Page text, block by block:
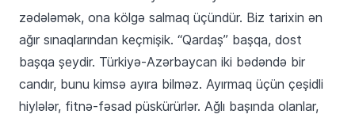
zədələmək, ona kölgə salmaq üçündür. Biz tarixin ən
ağır sınaqlarından keçmişik. “Qardaş” başqa, dost
başqa şeydir. Türkiyə-Azərbaycan iki bədəndə bir
candır, bunu kimsə ayıra bilməz. Ayırmaq üçün çeşidli
hiylələr, fitnə-fəsad püskürürlər. Ağlı başında olanlar,